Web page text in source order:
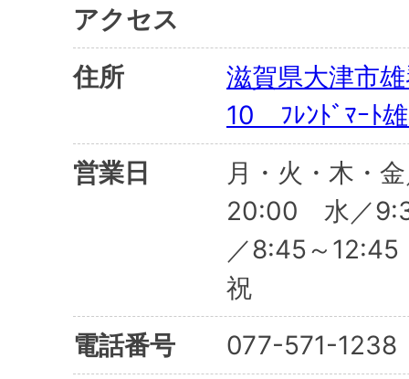
アクセス
住所
滋賀県大津市
10 ﾌﾚﾝﾄﾞﾏｰﾄ
営業日
月・火・木・
20:00 水／
／8:45～
祝
電話番号
077-571-1238